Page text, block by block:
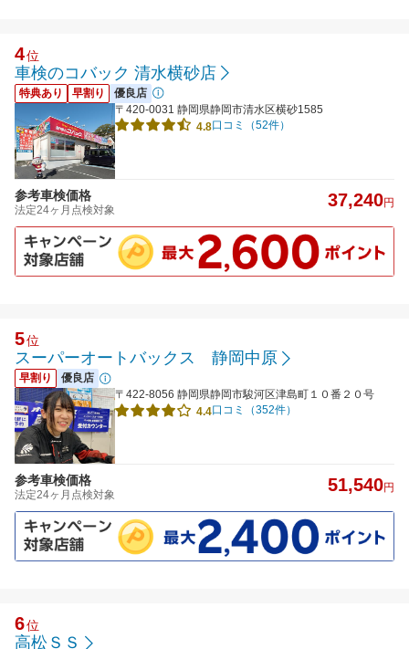
4位
車検のコバック 清水横砂店
特典あり 早割り
優良店
〒420-0031 静岡県静岡市清水区横砂1585
4.8口コミ（52件）
参考車検価格
法定24ヶ月点検対象 37,240円
5位
スーパーオートバックス 静岡中原
早割り
優良店
〒422-8056 静岡県静岡市駿河区津島町１０番２０号
4.4口コミ（352件）
参考車検価格
法定24ヶ月点検対象 51,540円
6位
高松ＳＳ